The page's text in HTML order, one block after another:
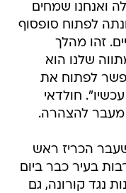
ואנחנו שמחים
לפתוח סופסוף
זהו מהלך
שלנו הוא
לפתוח את
חולדאי
מעבר להצהרה.
הכריז ראש
בעיר כבר ביום
נגד קורונה, גם